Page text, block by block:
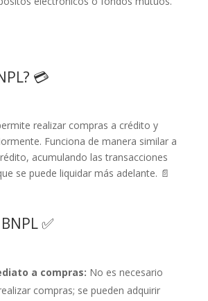
💳
realizar compras a crédito y
Funciona de manera similar a
acumulando las transacciones
se puede liquidar más adelante. 📄
✅
a compras: No es necesario
compras; se pueden adquirir